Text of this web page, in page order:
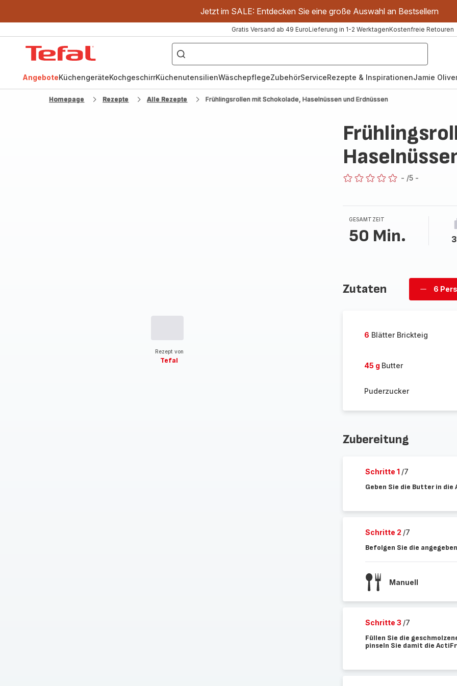
Jetzt im SALE: Entdecken Sie eine große Auswahl an Bestsellern
Gratis Versand ab 49 EuroLieferung in 1-2 WerktagenKostenfreie Retouren
["OptiGrill","Easy
Fry","Pfanne"]
AngeboteKüchengeräteKochgeschirrKüchenutensilienWäschepflegeZubehörServiceRezepte & InspirationenJamie
Homepage Rezepte Alle Rezepte Frühlingsrollen mit Schokolade, Haselnüssen und Erdnüssen
Rezept von
Tefal
- /5 -
GESAMTZEIT
50 Min.
Zutaten
Personen
6
6 Blätter Brickteig
45 g Butter
Puderzucker
Zubereitung
Schritte 1 /7
Geben Sie die Butter in
Schritte 2 /7
Befolgen Sie die
Manuell
Schritte 3 /7
Füllen Sie die
pinseln Sie damit die